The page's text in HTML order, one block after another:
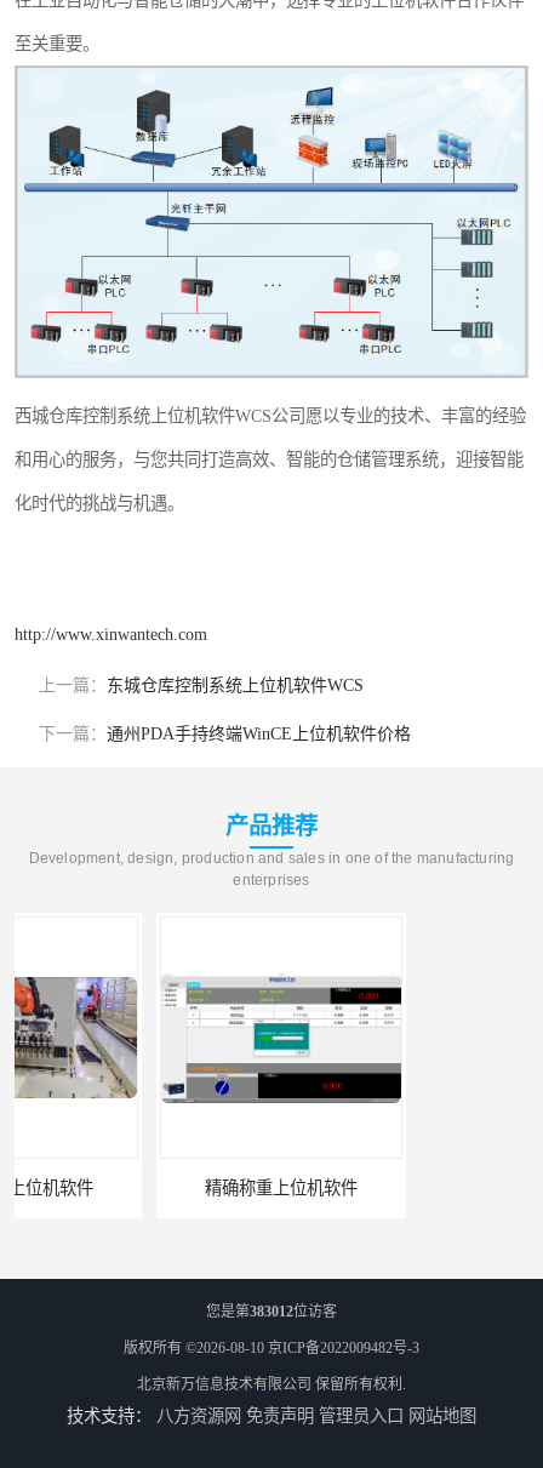
至关重要。
西城仓库控制系统上位机软件WCS公司愿以专业的技术、丰富的经验
和用心的服务，与您共同打造高效、智能的仓储管理系统，迎接智能
化时代的挑战与机遇。
http://www.xinwantech.com
上一篇： 东城仓库控制系统上位机软件WCS
下一篇： 通州PDA手持终端WinCE上位机软件价格
产品推荐
Development, design, production and sales in one of the manufacturing
enterprises
精确称重上位机软件 汽车电子锁生产线上位机定制
您是第383012位访客
版权所有 ©2026-08-10 京ICP备2022009482号-3
北京新万信息技术有限公司 保留所有权利.
技术支持： 八方资源网 免责声明 管理员入口 网站地图